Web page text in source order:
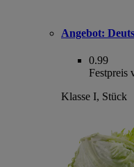
Angebot:
0.99
Festpreis
Klasse I, Stück